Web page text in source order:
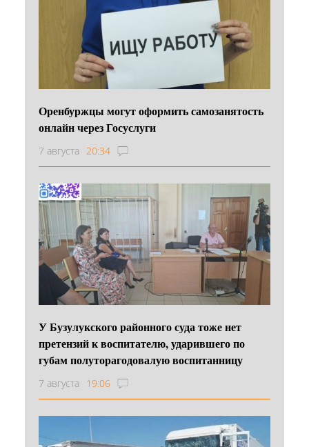
Оренбуржцы могут оформить самозанятость
онлайн через Госуслуги
7 августа 20:34
У Бузулукского районного суда тоже нет
претензий к воспитателю, ударившего по
губам полуторагодовалую воспитанницу
7 августа 19:06